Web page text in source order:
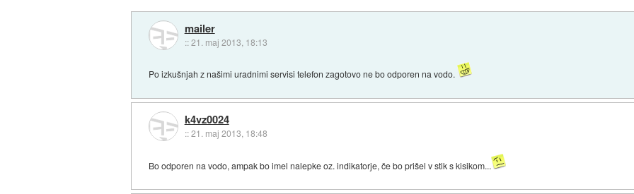
mailer
::21. maj 2013, 18:13
Po izkušnjah z našimi uradnimi servisi telefon zagotovo ne bo odporen na vodo.
k4vz0024
::21. maj 2013, 18:48
Bo odporen na vodo, ampak bo imel nalepke oz. indikatorje, če bo prišel v stik s kisikom...